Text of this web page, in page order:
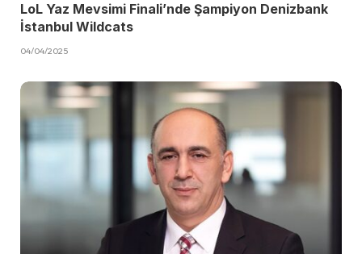
LoL Yaz Mevsimi Finali’nde Şampiyon Denizbank
İstanbul Wildcats
04/04/2025